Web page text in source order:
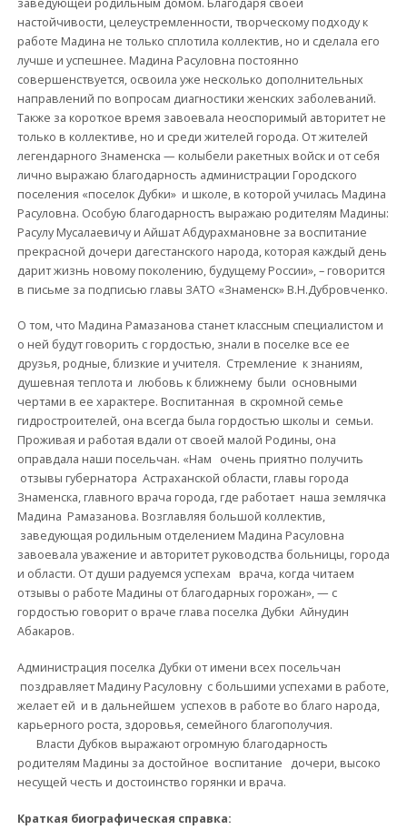
настойчивости, целеустремленности, творческому подходу к
работе Мадина не только сплотила коллектив, но и сделала его
лучше и успешнее. Мадина Расуловна постоянно
совершенствуется, освоила уже несколько дополнительных
направлений по вопросам диагностики женских заболеваний.
Также за короткое время завоевала неоспоримый авторитет не
только в коллективе, но и среди жителей города. От жителей
легендарного Знаменска — колыбели ракетных войск и от себя
лично выражаю благодарность администрации Городского
поселения «поселок Дубки» и школе, в которой училась Мадина
Расуловна. Особую благодарностъ выражаю родителям Мадины:
Расулу Мусалаевичу и Айшат Абдурахмановне за воспитание
прекрасной дочери дагестанского народа, которая каждый день
дарит жизнь новому поколению, будущему России», – говорится
в письме за подписью главы ЗАТО «Знаменск» В.Н.Дубровченко.
О том, что Мадина Рамазанова станет классным специалистом и
о ней будут говорить с гордостью, знали в поселке все ее
друзья, родные, близкие и учителя. Стремление к знаниям,
душевная теплота и любовь к ближнему были основными
чертами в ее характере. Воспитанная в скромной семье
гидростроителей, она всегда была гордостью школы и семьи.
Проживая и работая вдали от своей малой Родины, она
оправдала наши посельчан. «Нам очень приятно получить
отзывы губернатора Астраханской области, главы города
Знаменска, главного врача города, где работает наша землячка
Мадина Рамазанова. Возглавляя большой коллектив,
заведующая родильным отделением Мадина Расуловна
завоевала уважение и авторитет руководства больницы, города
и области. От души радуемся успехам врача, когда читаем
отзывы о работе Мадины от благодарных горожан», — с
гордостью говорит о враче глава поселка Дубки Айнудин
Абакаров.
Администрация поселка Дубки от имени всех посельчан
поздравляет Мадину Расуловну с большими успехами в работе,
желает ей и в дальнейшем успехов в работе во благо народа,
карьерного роста, здоровья, семейного благополучия.
Власти Дубков выражают огромную благодарность
родителям Мадины за достойное воспитание дочери, высоко
несущей честь и достоинство горянки и врача.
Краткая биографическая справка: